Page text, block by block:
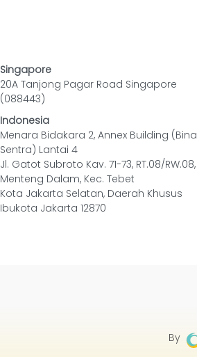
Singapore
20A Tanjong Pagar Road Singapore
(088443)
Indonesia
Menara Bidakara 2, Annex Building (Bina
Sentra) Lantai 4
Jl. Gatot Subroto Kav. 71-73, RT.08/RW.08,
Menteng Dalam, Kec. Tebet
Kota Jakarta Selatan, Daerah Khusus
Ibukota Jakarta 12870
By